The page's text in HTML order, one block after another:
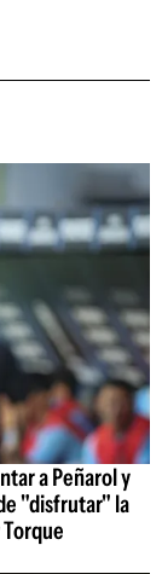
a Peñarol y
"disfrutar" la